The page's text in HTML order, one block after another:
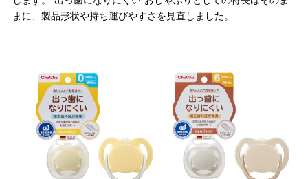
最新情報はこちら／
まに、製品形状や持ち運びやすさを見直しました。